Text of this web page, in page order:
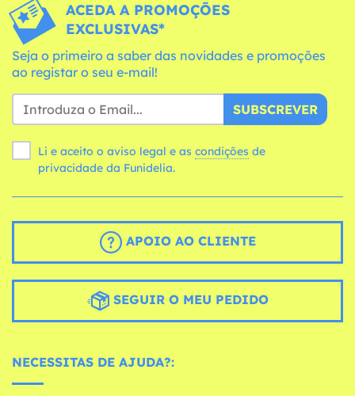
ACEDA A PROMOÇÕES
EXCLUSIVAS*
Seja o primeiro a saber das novidades e promoções
ao registar o seu e-mail!
SUBSCREVER
Li e aceito o aviso legal e as condições
privacidade da Funidelia.
APOIO AO CLIENTE
SEGUIR O MEU PEDIDO
NECESSITAS DE AJUDA?: